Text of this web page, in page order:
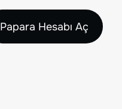
Papara Hesabı Aç